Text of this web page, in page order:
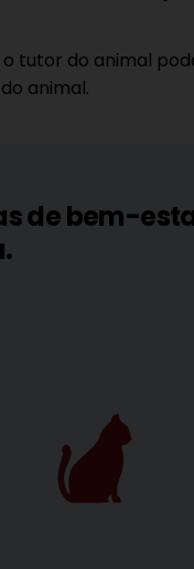
tutor do animal
animal.
de bem-